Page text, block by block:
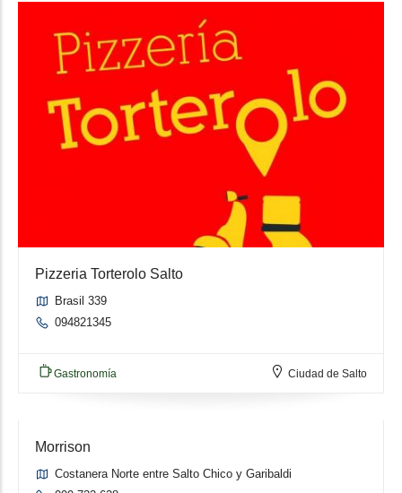
Pizzeria Torterolo Salto
Brasil 339
094821345
Gastronomía Ciudad de Salto
Morrison
Costanera Norte entre Salto Chico y Garibaldi